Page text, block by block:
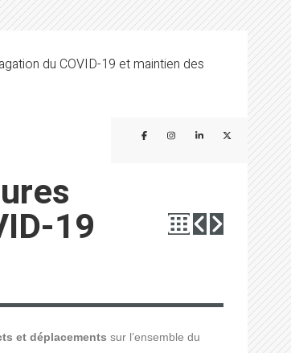
du COVID-19 et maintien des
Partager sur Facebook
Partager sur Instagram
Partager sur
Partager
19
et déplacements sur l’ensemble du